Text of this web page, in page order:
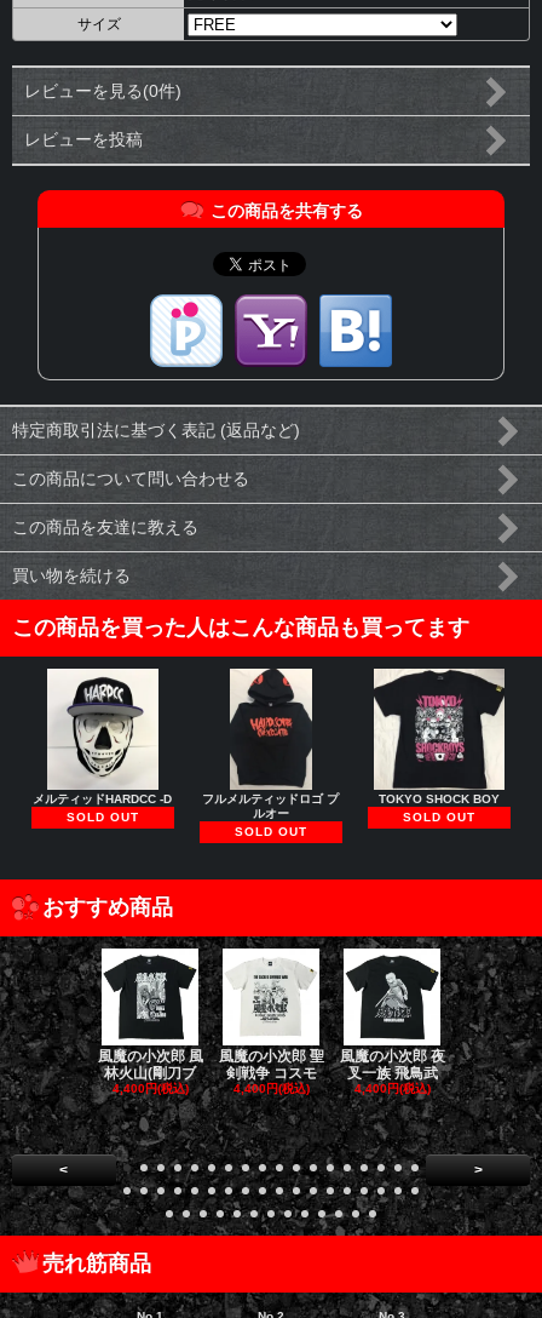
サイズ
レビューを見る(0件)
レビューを投稿
この商品を共有する
特定商取引法に基づく表記 (返品など)
この商品について問い合わせる
この商品を友達に教える
買い物を続ける
この商品を買った人はこんな商品も買ってます
メルティッドHARDCC -D
SOLD OUT
フルメルティッドロゴ プ
ルオー
SOLD OUT
TOKYO SHOCK BOY
SOLD OUT
おすすめ商品
風魔の小次郎 風
林火山(剛刀ブ
4,400円(税込)
風魔の小次郎 聖
剣戦争 コスモ
4,400円(税込)
風魔の小次郎 夜
叉一族 飛鳥武
4,400円(税込)
風魔の小次
魔一族 竜
4,400円(税
< >
売れ筋商品